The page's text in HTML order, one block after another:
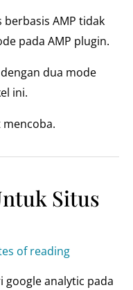
AMP tidak
pada AMP plugin.
dua mode
ini.
Situs
of reading
google analytic pada